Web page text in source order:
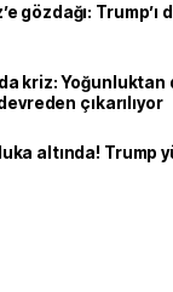
gözdağı:
kriz: Yoğunluktan
çıkarılıyor
altında! Trump